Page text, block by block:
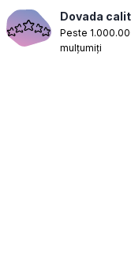
Dovada
Peste
mulțumiți